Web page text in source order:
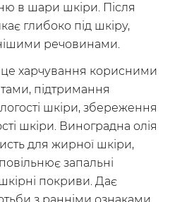
в шари шкіри. Після
глибоко під шкіру,
речовинами.
це харчування корисними
підтримання
шкіри, збереження
шкіри. Виноградна олія
для жирної шкіри,
запальні
покриви. Дає